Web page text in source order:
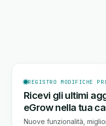
REGISTRO MODIFICHE
Ricevi gli ultimi
eGrow nella tua
Nuove funzionalità,